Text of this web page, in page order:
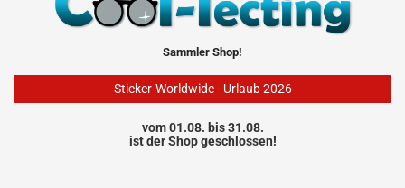
Sammler Shop!
Sticker-Worldwide - Urlaub 2026
vom 01.08. bis 31.08.
ist der Shop geschlossen!